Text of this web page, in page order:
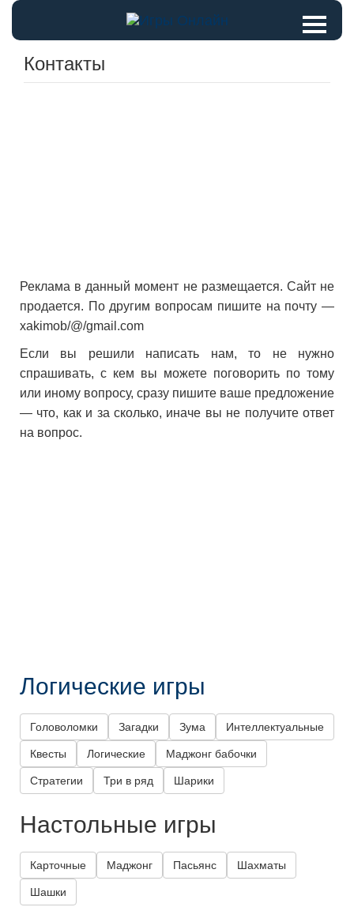
Контакты
Реклама в данный момент не размещается. Сайт не
продается. По другим вопросам пишите на почту —
xakimob/@/gmail.com
Если вы решили написать нам, то не нужно
спрашивать, с кем вы можете поговорить по тому
или иному вопросу, сразу пишите ваше предложение
— что, как и за сколько, иначе вы не получите ответ
на вопрос.
Логические игры
Головоломки Загадки Зума Интеллектуальные
Квесты Логические Маджонг бабочки
Стратегии Три в ряд Шарики
Настольные игры
Карточные Маджонг Пасьянс Шахматы
Шашки